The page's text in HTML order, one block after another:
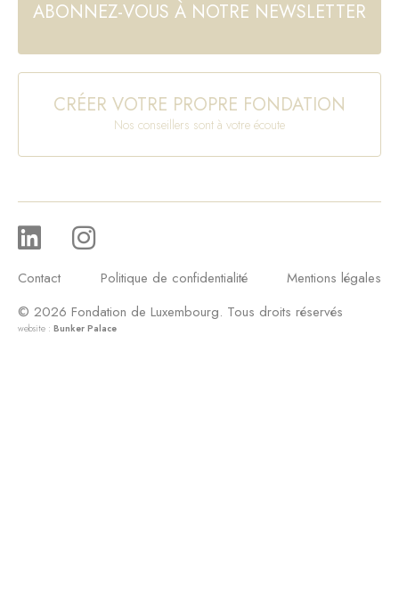
ABONNEZ-VOUS À NOTRE NEWSLETTER
CRÉER VOTRE PROPRE FONDATION
Nos conseillers sont à votre écoute
Contact Politique de confidentialité
Mentions légales
© 2026 Fondation de Luxembourg. Tous droits réservés
website : Bunker Palace